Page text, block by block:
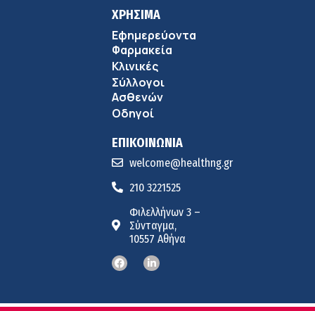
ΧΡΗΣΙΜΑ
Εφημερεύοντα
Φαρμακεία
Κλινικές
Σύλλογοι
Ασθενών
Οδηγοί
ΕΠΙΚΟΙΝΩΝΙΑ
welcome@healthng.gr
210 3221525
Φιλελλήνων 3 –
Σύνταγμα,
10557 Αθήνα